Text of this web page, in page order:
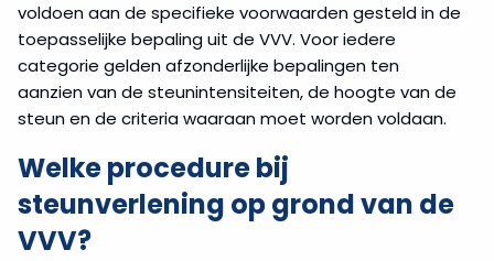
voldoen aan de specifieke voorwaarden gesteld in de
toepasselijke bepaling uit de VVV. Voor iedere
categorie gelden afzonderlijke bepalingen ten
aanzien van de steunintensiteiten, de hoogte van de
steun en de criteria waaraan moet worden voldaan.
Welke procedure bij
steunverlening op grond van de
VVV?